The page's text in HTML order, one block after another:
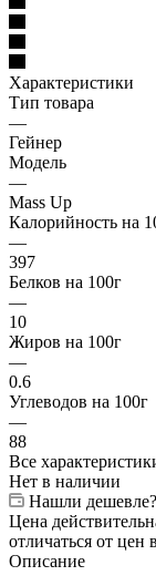
Характеристики
Тип товара
—
Гейнер
Модель
—
Mass Up
Калорийность на
—
397
Белков на 100г
—
10
Жиров на 100г
—
0.6
Углеводов на 100г
—
88
Все
Нет в наличии
Нашли дешевле?
Цена
отличаться от цен
Описание